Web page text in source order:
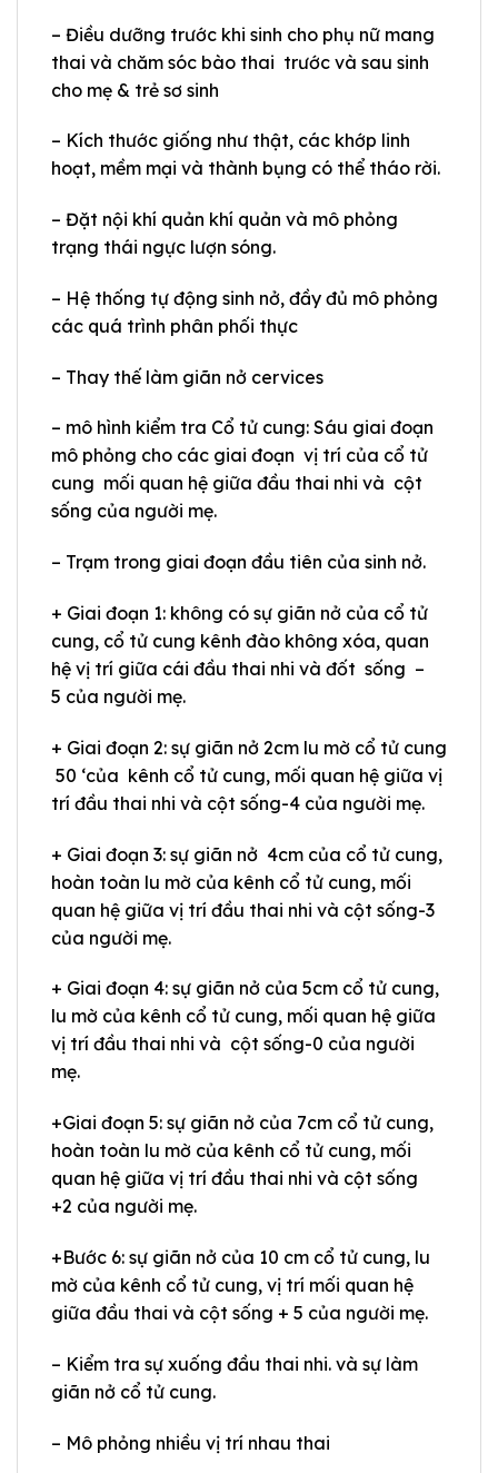
– Điều dưỡng trước khi sinh cho phụ nữ mang
thai và chăm sóc bào thai trước và sau sinh
cho mẹ & trẻ sơ sinh
– Kích thước giống như thật, các khớp linh
hoạt, mềm mại và thành bụng có thể tháo rời.
– Đặt nội khí quản khí quản và mô phỏng
trạng thái ngực lượn sóng.
– Hệ thống tự động sinh nở, đầy đủ mô phỏng
các quá trình phân phối thực
– Thay thế làm giãn nở cervices
– mô hình kiểm tra Cổ tử cung: Sáu giai đoạn
mô phỏng cho các giai đoạn vị trí của cổ tử
cung mối quan hệ giữa đầu thai nhi và cột
sống của người mẹ.
– Trạm trong giai đoạn đầu tiên của sinh nở.
+ Giai đoạn 1: không có sự giãn nở của cổ tử
cung, cổ tử cung kênh đào không xóa, quan
hệ vị trí giữa cái đầu thai nhi và đốt sống –
5 của người mẹ.
+ Giai đoạn 2: sự giãn nở 2cm lu mờ cổ tử cung
50 ‘của kênh cổ tử cung, mối quan hệ giữa vị
trí đầu thai nhi và cột sống-4 của người mẹ.
+ Giai đoạn 3: sự giãn nở 4cm của cổ tử cung,
hoàn toàn lu mờ của kênh cổ tử cung, mối
quan hệ giữa vị trí đầu thai nhi và cột sống-3
của người mẹ.
+ Giai đoạn 4: sự giãn nở của 5cm cổ tử cung,
lu mờ của kênh cổ tử cung, mối quan hệ giữa
vị trí đầu thai nhi và cột sống-0 của người
mẹ.
+Giai đoạn 5: sự giãn nở của 7cm cổ tử cung,
hoàn toàn lu mờ của kênh cổ tử cung, mối
quan hệ giữa vị trí đầu thai nhi và cột sống
+2 của người mẹ.
+Bước 6: sự giãn nở của 10 cm cổ tử cung, lu
mờ của kênh cổ tử cung, vị trí mối quan hệ
giữa đầu thai và cột sống + 5 của người mẹ.
– Kiểm tra sự xuống đầu thai nhi. và sự làm
giãn nở cổ tử cung.
– Mô phỏng nhiều vị trí nhau thai